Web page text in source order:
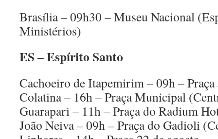
Brasília – 09h30 – Museu Nacional
Ministérios)
ES – Espírito Santo
Cachoeiro de Itapemirim – 09h –
Colatina – 16h – Praça Municipal
Guarapari – 11h – Praça do Radium
João Neiva – 09h – Praça do Gadioli